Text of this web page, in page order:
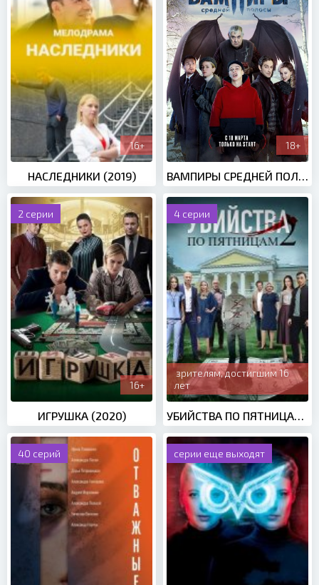
16+
НАСЛЕДНИКИ (2019)
18+
ВАМПИРЫ СРЕДНЕЙ ПОЛОСЫ 1 СЕЗОН (2021)
2 серии
16+
ИГРУШКА (2020)
4 серии
зрителям, достигшим 16
лет
40 серий серии еще выходят